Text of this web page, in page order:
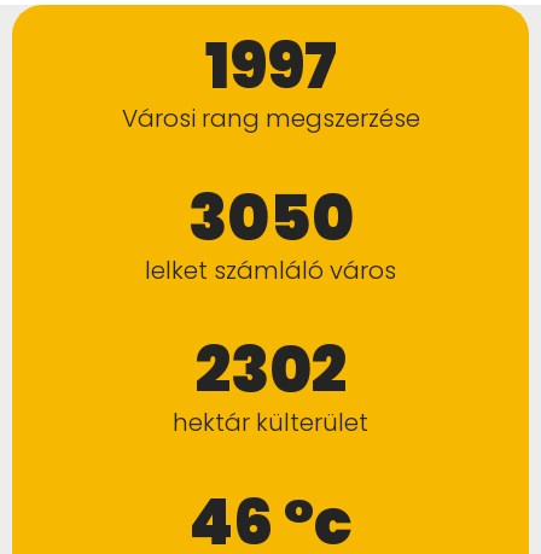
1997
Városi rang megszerzése
3050
lelket számláló város
2302
hektár külterület
46 °c